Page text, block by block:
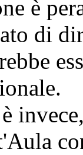
è
di